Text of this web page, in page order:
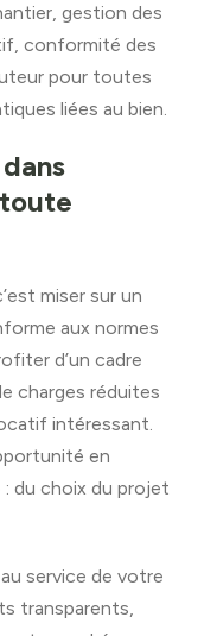
gestion des
conformité des
pour toutes
liées au bien.
miser sur un
aux normes
d’un cadre
charges réduites
intéressant.
en
du choix du projet
service de votre
transparents,